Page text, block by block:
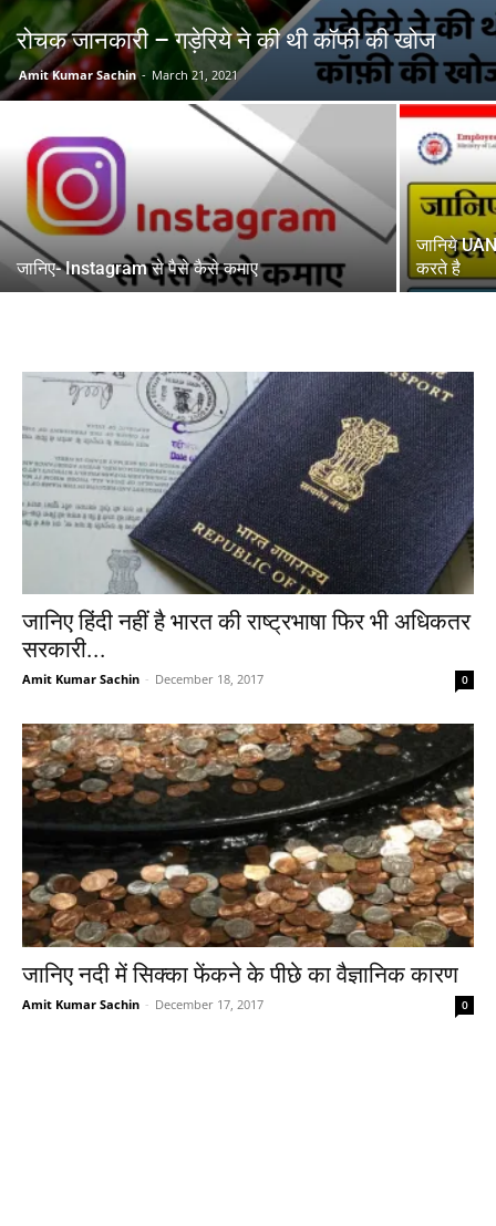
रोचक जानकारी – गड़ेरिये ने की थी कॉफी की खोज
Amit Kumar Sachin - March 21, 2021
जानिए- Instagram से पैसे कैसे कमाए
जानिये
करते है
जानिए हिंदी नहीं है भारत की राष्ट्रभाषा फिर भी अधिकतर
सरकारी...
Amit Kumar Sachin - December 18, 2017 0
जानिए नदी में सिक्का फेंकने के पीछे का वैज्ञानिक कारण
Amit Kumar Sachin - December 17, 2017 0